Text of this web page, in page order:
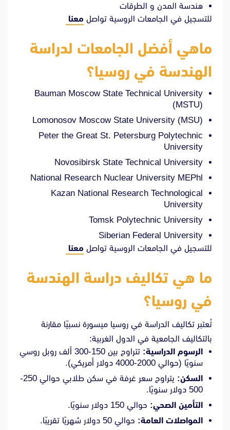
هندسة المدن و الطرقات
للتسجيل في الجامعات الروسية تواصل معنا
ماهي أفضل الجامعات لدراسة
الهندسة في روسيا؟
Bauman Moscow State Technical University
(MSTU)
Lomonosov Moscow State University (MSU)
Peter the Great St. Petersburg Polytechnic
University
Novosibirsk State Technical University
National Research Nuclear University MEPhl
Kazan National Research Technological
University
Tomsk Polytechnic University
Siberian Federal University
للتسجيل في الجامعات الروسية تواصل معنا
ما هي تكاليف دراسة الهندسة
في روسيا؟
تُعتبر تكاليف الدراسة في روسيا ميسورة نسبيًا مقارنة
بالتكاليف الجامعية في الدول الغربية:
الرسوم الدراسية:
تتراوح بين 150-300 ألف روبل روسي
سنويًا (حوالي 2000-4000 دولار أمريكي).
السكن:
يتراوح سعر غرفة في سكن طلابي حوالي 250-
500 دولار سنويًا.
التأمين الصحي: حوالي 150 دولار سنويًا.
المواصلات العامة: حوالي 50 دولار شهريًا تقريبًا.